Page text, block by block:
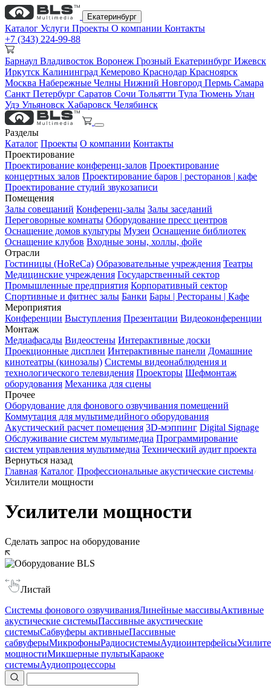
Екатеринбург
Каталог Услуги Проекты О компании Контакты
+7 (343) 224-99-88
Барнаул Владивосток Воронеж Грозный Екатеринбург Ижевск
Иркутск Калининград Кемерово Краснодар Красноярск
Москва Набережные Челны Нижний Новгород Пермь Самара
Санкт Петербург Саратов Сочи Тольятти Тула Тюмень Улан
Удэ Ульяновск Хабаровск Челябинск
Разделы
Каталог Проекты О компании Контакты
Проектирование
Проектирование конференц-залов Проектирование
концертных залов Проектирование баров | ресторанов | кафе
Проектирование студий звукозаписи
Помещения
Залы совещаний Конференц-залы Залы заседаний
Переговорные комнаты Оборудование пресс центров
Оснащение домов культуры Музеи Оснащение библиотек
Оснащение клубов Входные зоны, холлы, фойе
Отрасли
Гостиницы (HoReCa) Образовательные учреждения Театры
Медицинские учреждения Государственный сектор
Промышленные предприятия Корпоративный сектор
Спортивные и фитнес залы Банки Бары | Рестораны | Кафе
Мероприятия
Конференции Выступления Презентации Видеоконференции
Монтаж
Медиафасады Видеостены Интерактивные доски
Проекционные дисплеи Интерактивные панели Домашние
кинотеатры (кинозалы) Системы видеонаблюдения и
технологического телевидения Проекторы Шефмонтаж
оборудования Механика для сцены
Прочее
Оборудование для фонового озвучивания помещений
Коммутация для мультимедийного оборудования
Акустический расчет помещения 3D-мэппинг Digital Signage
Обслуживание систем мультимедиа Программирование
систем управления мультимедиа Технический аудит проекта
Вернуться назад
Главная Каталог Профессиональные акустические системы
Усилители мощности
Усилители мощности
Сделать запрос на оборудование
Листай
Системы фонового озвучиванияЛинейные массивыАктивные
акустические системыПассивные акустические
системыСабвуферы активныеПассивные
сабвуферыМикрофоныРадиосистемыАудиоинтерфейсы
мощностиМикшерные пультыКараоке
системыАудиопроцессоры